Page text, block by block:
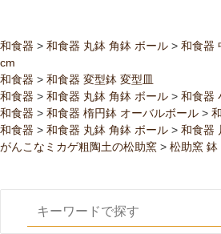
和食器 > 和食器 丸鉢 角鉢 ボール > 和食器
cm
和食器 > 和食器 変型鉢 変型皿
和食器 > 和食器 丸鉢 角鉢 ボール > 和食器
和食器 > 和食器 楕円鉢 オーバルボール >
和食器 > 和食器 丸鉢 角鉢 ボール > 和食器
がんこなミカゲ粗陶土の松助窯 > 松助窯 鉢